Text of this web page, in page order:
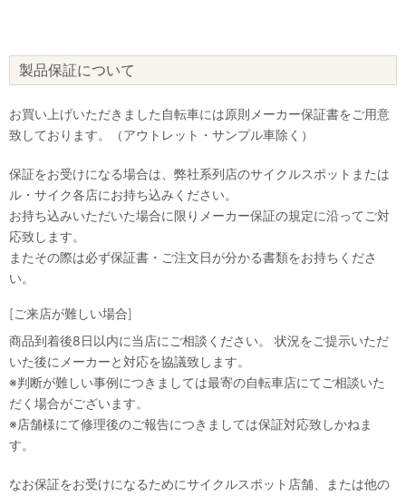
製品保証について
お買い上げいただきました自転車には原則メーカー保証書をご用意
致しております。（アウトレット・サンプル車除く）
保証をお受けになる場合は、弊社系列店のサイクルスポットまたは
ル・サイク各店にお持ち込みください。
お持ち込みいただいた場合に限りメーカー保証の規定に沿ってご対
応致します。
またその際は必ず保証書・ご注文日が分かる書類をお持ちくださ
い。
[ご来店が難しい場合]
商品到着後8日以内に当店にご相談ください。 状況をご提示いただ
いた後にメーカーと対応を協議致します。
※判断が難しい事例につきましては最寄の自転車店にてご相談いた
だく場合がございます。
※店舗様にて修理後のご報告につきましては保証対応致しかねま
す。
なお保証をお受けになるためにサイクルスポット店舗、または他の